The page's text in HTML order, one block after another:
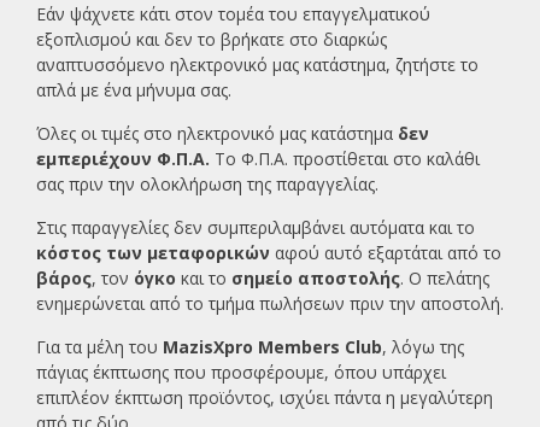
Εάν ψάχνετε κάτι στον τομέα του επαγγελματικού
εξοπλισμού και δεν το βρήκατε στο διαρκώς
αναπτυσσόμενο ηλεκτρονικό μας κατάστημα, ζητήστε το
απλά με ένα μήνυμα σας.
Όλες οι τιμές στο ηλεκτρονικό μας κατάστημα δεν
εμπεριέχουν Φ.Π.Α. Το Φ.Π.Α. προστίθεται στο καλάθι
σας πριν την ολοκλήρωση της παραγγελίας.
Στις παραγγελίες δεν συμπεριλαμβάνει αυτόματα και το
κόστος των μεταφορικών αφού αυτό εξαρτάται από το
βάρος, τον όγκο και το σημείο αποστολής. Ο πελάτης
ενημερώνεται από το τμήμα πωλήσεων πριν την αποστολή.
Για τα μέλη του MazisXpro Members Club, λόγω της
πάγιας έκπτωσης που προσφέρουμε, όπου υπάρχει
επιπλέον έκπτωση προϊόντος, ισχύει πάντα η μεγαλύτερη